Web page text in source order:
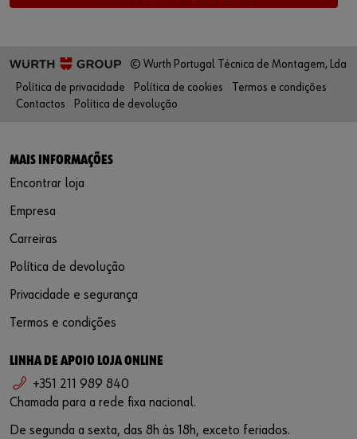
© Wurth Portugal Técnica de Montagem, Lda
Política de privacidade
Política de cookies
Termos e condições
Contactos
Política de devolução
MAIS INFORMAÇÕES
Encontrar loja
Empresa
Carreiras
Política de devolução
Privacidade e segurança
Termos e condições
LINHA DE APOIO LOJA ONLINE
+351 211 989 840
Chamada para a rede fixa nacional.
De segunda a sexta, das 8h às 18h, exceto feriados.